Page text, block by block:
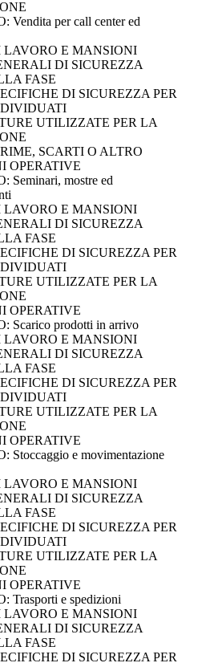
Vendita per call center ed
E MANSIONI
DI SICUREZZA
FASE
DI SICUREZZA PER
UTILIZZATE PER LA
SCARTI O ALTRO
OPERATIVE
Seminari, mostre ed
E MANSIONI
DI SICUREZZA
FASE
DI SICUREZZA PER
UTILIZZATE PER LA
OPERATIVE
Scarico prodotti in arrivo
E MANSIONI
DI SICUREZZA
FASE
DI SICUREZZA PER
UTILIZZATE PER LA
OPERATIVE
Stoccaggio e movimentazione
E MANSIONI
DI SICUREZZA
FASE
DI SICUREZZA PER
UTILIZZATE PER LA
OPERATIVE
Trasporti e spedizioni
E MANSIONI
DI SICUREZZA
FASE
DI SICUREZZA PER